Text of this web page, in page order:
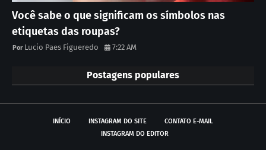
Você sabe o que significam os símbolos nas
etiquetas das roupas?
Lucio Paes Figueredo 7:22 AM
Postagens populares
INÍCIO INSTAGRAM DO SITE
CONTATO E-MAIL
INSTAGRAM DO EDITOR